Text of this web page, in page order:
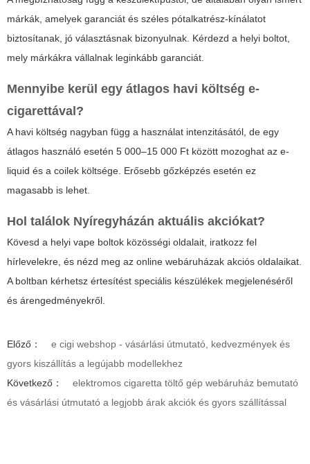
márkák, amelyek garanciát és széles pótalkatrész-kínálatot
biztosítanak, jó választásnak bizonyulnak. Kérdezd a helyi boltot,
mely márkákra vállalnak leginkább garanciát.
Mennyibe kerül egy átlagos havi költség e-
cigarettával?
A havi költség nagyban függ a használat intenzitásától, de egy
átlagos használó esetén 5 000–15 000 Ft között mozoghat az e-
liquid és a coilek költsége. Erősebb gőzképzés esetén ez
magasabb is lehet.
Hol találok Nyíregyházán aktuális akciókat?
Kövesd a helyi vape boltok közösségi oldalait, iratkozz fel
hírlevelekre, és nézd meg az online webáruházak akciós oldalaikat.
A boltban kérhetsz értesítést speciális készülékek megjelenéséről
és árengedményekről.
Előző：
e cigi webshop - vásárlási útmutató, kedvezmények és
gyors kiszállítás a legújabb modellekhez
Következő：
elektromos cigaretta töltő gép webáruház bemutató
és vásárlási útmutató a legjobb árak akciók és gyors szállítással